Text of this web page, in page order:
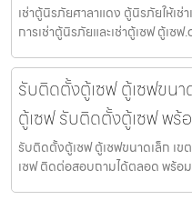
เช่าตู้นิรภัยศาลาแดง ตู้นิรภัยให้เช่
การเช่าตู้นิรภัยและเช่าตู้เซฟ ตู้เซ
รับติดตั้งตู้เซฟ ตู้เซฟขน
ตู้เซฟ รับติดตั้งตู้เซฟ พร้
รับติดตั้งตู้เซฟ ตู้เซฟขนาดเล็ก เ
เซฟ ติดต่อสอบถามได้ตลอด พร้อม